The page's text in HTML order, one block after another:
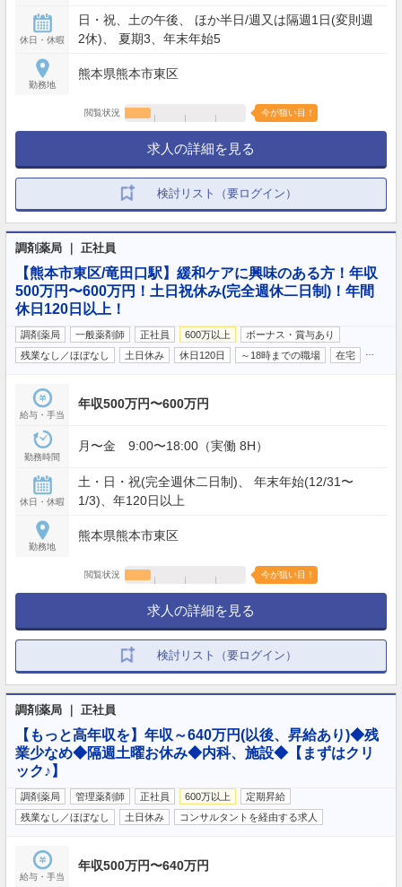
休日・休暇
日・祝、土の午後、 ほか半日/週又は隔週1日(変則週
2休)、 夏期3、年末年始5
勤務地
熊本県熊本市東区
閲覧状況 今が狙い目！
求人の詳細を見る
検討リスト（要ログイン）
調剤薬局 ｜ 正社員
【熊本市東区/竜田口駅】緩和ケアに興味のある方！年収
500万円〜600万円！土日祝休み(完全週休二日制)！年間
休日120日以上！
調剤薬局 一般薬剤師 正社員 600万以上
ボーナス・賞与あり
残業なし／ほぼなし
土日休み 休日120日 ～18時までの職場 在宅
給与・手当
年収500万円〜600万円
勤務時間
月〜金 9:00〜18:00（実働 8H）
休日・休暇
土・日・祝(完全週休二日制)、 年末年始(12/31〜
1/3)、年120日以上
勤務地
熊本県熊本市東区
閲覧状況 今が狙い目！
求人の詳細を見る
検討リスト（要ログイン）
調剤薬局 ｜ 正社員
【もっと高年収を】年収～640万円(以後、昇給あり)◆残
業少なめ◆隔週土曜お休み◆内科、施設◆【まずはクリ
ック♪】
調剤薬局 管理薬剤師 正社員 600万以上
定期昇給
残業なし／ほぼなし
土日休み コンサルタントを経由する求人
給与・手当
年収500万円〜640万円